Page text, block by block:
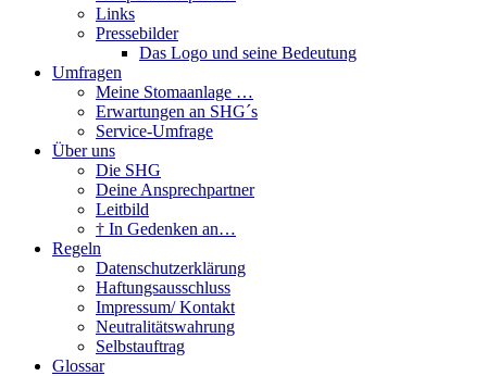
Links
Pressebilder
Das Logo und seine Bedeutung
Umfragen
Meine Stomaanlage …
Erwartungen an SHG´s
Service-Umfrage
Über uns
Die SHG
Deine Ansprechpartner
Leitbild
† In Gedenken an…
Regeln
Datenschutzerklärung
Haftungsausschluss
Impressum/ Kontakt
Neutralitätswahrung
Selbstauftrag
Glossar